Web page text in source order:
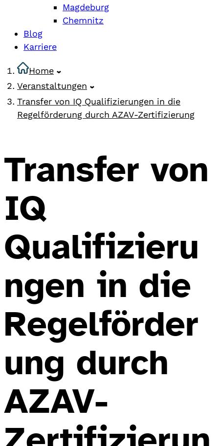
Magdeburg
Chemnitz
Blog
Karriere
Home
Veranstaltungen
Transfer von IQ Qualifizierungen in die
Regelförderung durch AZAV-Zertifizierung
Transfer von
IQ
Qualifizieru
ngen in die
Regelförder
ung durch
AZAV-